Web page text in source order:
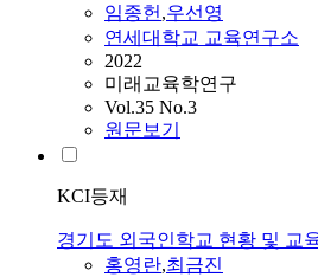
임종헌,우선영
연세대학교 교육연구소
2022
미래교육학연구
Vol.35 No.3
원문보기
KCI등재
경기도 외국인학교 현황 및 교
홍영란,최금진